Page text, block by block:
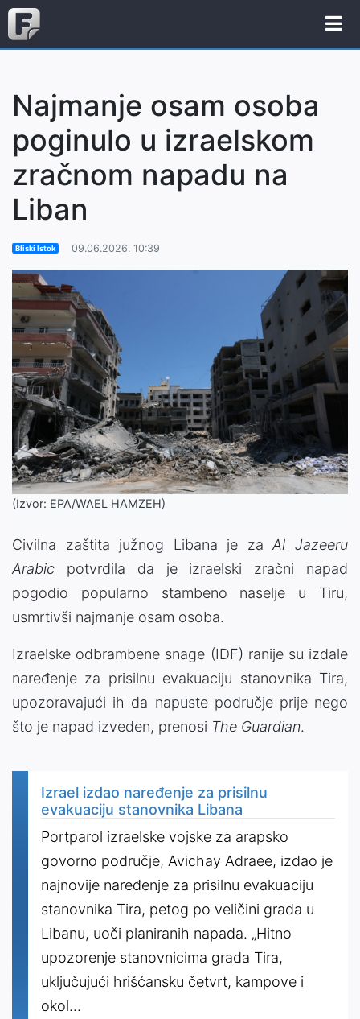
Najmanje osam osoba
poginulo u izraelskom
zračnom napadu na
Liban
Bliski Istok 09.06.2026. 10:39
(Izvor: EPA/WAEL HAMZEH)
Civilna zaštita južnog Libana je zaAl Jazeeru
Arabic potvrdila da je izraelski zračni napad
pogodio popularno stambeno naselje u Tiru,
usmrtivši najmanje osam osoba.
Izraelske odbrambene snage (IDF) ranije su izdale
naređenje za prisilnu evakuaciju stanovnika Tira,
upozoravajući ih da napuste područje prije nego
što je napad izveden, prenosi The Guardian.
Izrael izdao naređenje za prisilnu
evakuaciju stanovnika Libana
Portparol izraelske vojske za arapsko
govorno područje, Avichay Adraee, izdao je
najnovije naređenje za prisilnu evakuaciju
stanovnika Tira, petog po veličini grada u
Libanu, uoči planiranih napada. „Hitno
upozorenje stanovnicima grada Tira,
uključujući hrišćansku četvrt, kampove i
okol...